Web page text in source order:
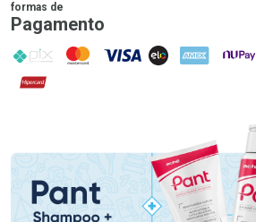
formas de
Pagamento
PIX MasterCard
VISA ELO AMEX NuPay
Hipercard
Promoção em Destaque